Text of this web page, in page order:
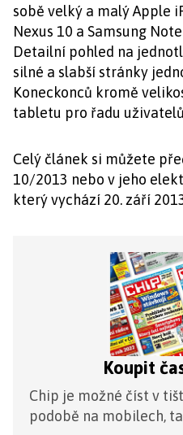
sobě velký a malý Apple
Nexus 10 a Samsung
Detailní pohled na
silné a slabší stránky
Koneckonců kromě
tabletu pro řadu
Celý článek si můžete
10/2013 nebo v jeho
který vychází 20. září
Koupit
Chip je možné číst v
podobě na mobilech,